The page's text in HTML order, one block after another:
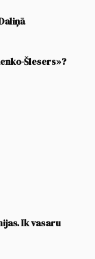
Šlesers»?
Ik vasaru